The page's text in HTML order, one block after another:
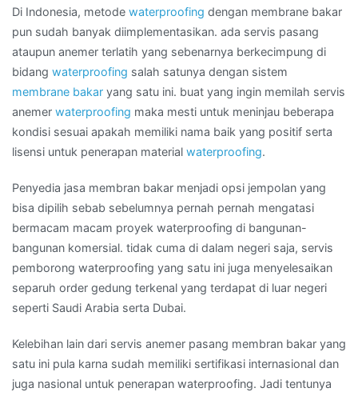
Kota
KARET
KUNINGAN
Di Indonesia, metode waterproofing dengan membrane bakar
pun sudah banyak diimplementasikan. ada servis pasang
ataupun anemer terlatih yang sebenarnya berkecimpung di
bidang waterproofing salah satunya dengan sistem
membrane bakar yang satu ini. buat yang ingin memilah servis
anemer waterproofing maka mesti untuk meninjau beberapa
kondisi sesuai apakah memiliki nama baik yang positif serta
lisensi untuk penerapan material waterproofing.
Penyedia jasa membran bakar menjadi opsi jempolan yang
bisa dipilih sebab sebelumnya pernah pernah mengatasi
bermacam macam proyek waterproofing di bangunan-
bangunan komersial. tidak cuma di dalam negeri saja, servis
pemborong waterproofing yang satu ini juga menyelesaikan
separuh order gedung terkenal yang terdapat di luar negeri
seperti Saudi Arabia serta Dubai.
Kelebihan lain dari servis anemer pasang membran bakar yang
satu ini pula karna sudah memiliki sertifikasi internasional dan
juga nasional untuk penerapan waterproofing. Jadi tentunya